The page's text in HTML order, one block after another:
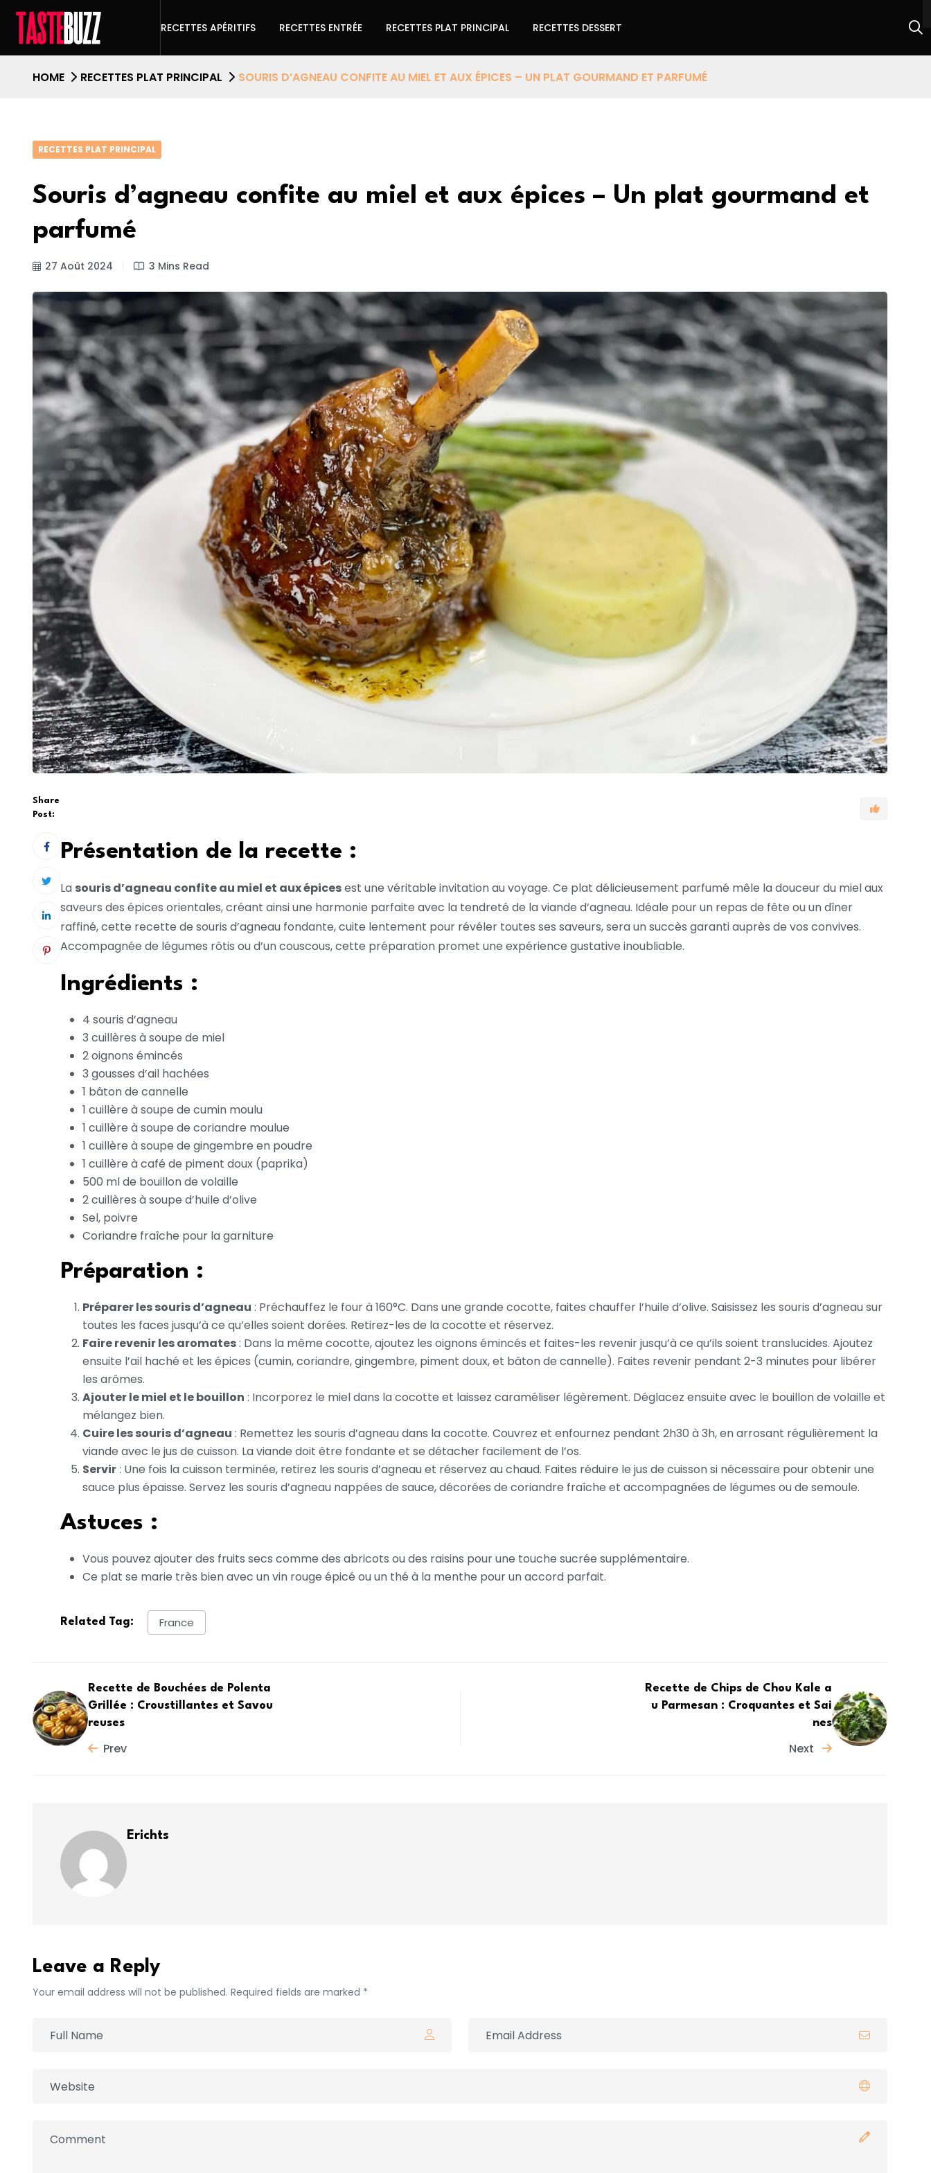
RECETTES APÉRITIFS RECETTES ENTRÉE RECETTES PLAT PRINCIPAL RECETTES DESSERT
HOME RECETTES PLAT PRINCIPAL SOURIS D’AGNEAU CONFITE AU MIEL ET AUX ÉPICES – UN PLAT GOURMAND ET PARFUMÉ
RECETTES PLAT PRINCIPAL
Souris d’agneau confite au miel et aux épices – Un plat gourmand et
parfumé
27 Août 2024 3 Mins Read
Share
Post:
Présentation de la recette :
La souris d’agneau confite au miel et aux épicesest une véritable invitation au voyage. Ce plat délicieusement parfumé mêle la douceur du miel aux
saveurs des épices orientales, créant ainsi une harmonie parfaite avec la tendreté de la viande d’agneau. Idéale pour un repas de fête ou un dîner
raffiné, cette recette de souris d’agneau fondante, cuite lentement pour révéler toutes ses saveurs, sera un succès garanti auprès de vos convives.
Accompagnée de légumes rôtis ou d’un couscous, cette préparation promet une expérience gustative inoubliable.
Ingrédients :
4 souris d’agneau
3 cuillères à soupe de miel
2 oignons émincés
3 gousses d’ail hachées
1 bâton de cannelle
1 cuillère à soupe de cumin moulu
1 cuillère à soupe de coriandre moulue
1 cuillère à soupe de gingembre en poudre
1 cuillère à café de piment doux (paprika)
500 ml de bouillon de volaille
2 cuillères à soupe d’huile d’olive
Sel, poivre
Coriandre fraîche pour la garniture
Préparation :
Préparer les souris d’agneau : Préchauffez le four à 160°C. Dans une grande cocotte, faites chauffer l’huile d’olive. Saisissez les souris d’agneau sur
toutes les faces jusqu’à ce qu’elles soient dorées. Retirez-les de la cocotte et réservez.
Faire revenir les aromates: Dans la même cocotte, ajoutez les oignons émincés et faites-les revenir jusqu’à ce qu’ils soient translucides. Ajoutez
ensuite l’ail haché et les épices (cumin, coriandre, gingembre, piment doux, et bâton de cannelle). Faites revenir pendant 2-3 minutes pour libérer
les arômes.
Ajouter le miel et le bouillon : Incorporez le miel dans la cocotte et laissez caraméliser légèrement. Déglacez ensuite avec le bouillon de volaille et
mélangez bien.
Cuire les souris d’agneau : Remettez les souris d’agneau dans la cocotte. Couvrez et enfournez pendant 2h30 à 3h, en arrosant régulièrement la
viande avec le jus de cuisson. La viande doit être fondante et se détacher facilement de l’os.
Servir: Une fois la cuisson terminée, retirez les souris d’agneau et réservez au chaud. Faites réduire le jus de cuisson si nécessaire pour obtenir une
sauce plus épaisse. Servez les souris d’agneau nappées de sauce, décorées de coriandre fraîche et accompagnées de légumes ou de semoule.
Astuces :
Vous pouvez ajouter des fruits secs comme des abricots ou des raisins pour une touche sucrée supplémentaire.
Ce plat se marie très bien avec un vin rouge épicé ou un thé à la menthe pour un accord parfait.
Related Tag: France
Recette de Bouchées de Polenta
Grillée : Croustillantes et Savou
reuses
Prev
Recette de Chips de Chou Kale a
u Parmesan : Croquantes et Sai
nes
Next
Erichts
Leave a Reply
Your email address will not be published. Required fields are marked *